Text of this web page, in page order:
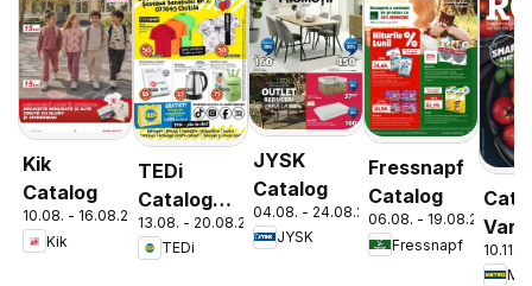
Kik
Catalog
10.08. - 16.08.2026
Kik
TEDi
Catalog
Chitila
13.08. - 20.08.2026
TEDi
JYSK
Catalog
04.08. - 24.08.2026
JYSK
Fressnapf
Catalog
06.08. - 19.08.2026
Fressnapf
de
10.11.